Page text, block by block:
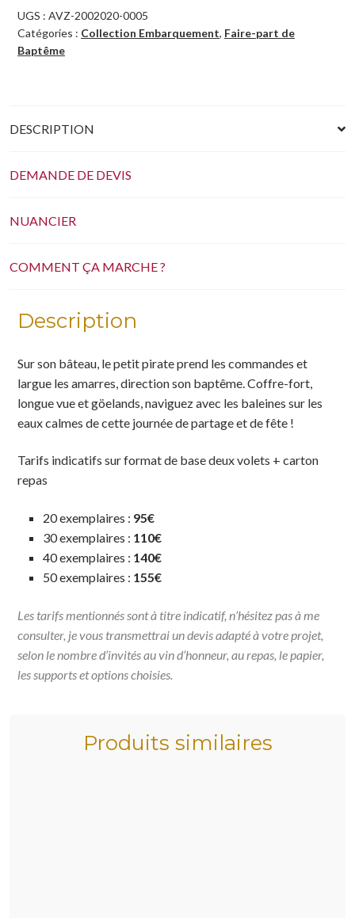
UGS : AVZ-2002020-0005
Catégories : Collection Embarquement, Faire-part de
Baptême
DESCRIPTION
DEMANDE DE DEVIS
NUANCIER
COMMENT ÇA MARCHE ?
Description
Sur son bâteau, le petit pirate prend les commandes et
largue les amarres, direction son baptême. Coffre-fort,
longue vue et göelands, naviguez avec les baleines sur les
eaux calmes de cette journée de partage et de fête !
Tarifs indicatifs sur format de base deux volets + carton
repas
20 exemplaires : 95€
30 exemplaires : 110€
40 exemplaires : 140€
50 exemplaires : 155€
Les tarifs mentionnés sont à titre indicatif, n’hésitez pas à me
consulter, je vous transmettrai un devis adapté à votre projet,
selon le nombre d’invités au vin d’honneur, au repas, le papier,
les supports et options choisies.
Produits similaires